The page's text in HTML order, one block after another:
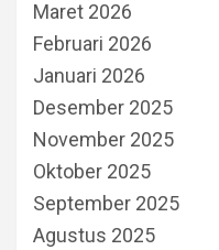
Maret 2026
Februari 2026
Januari 2026
Desember 2025
November 2025
Oktober 2025
September 2025
Agustus 2025